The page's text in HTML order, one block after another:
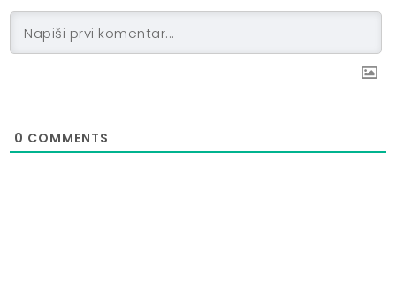
0 COMMENTS